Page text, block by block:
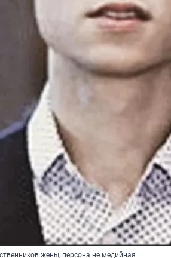
жены, персона не медийная